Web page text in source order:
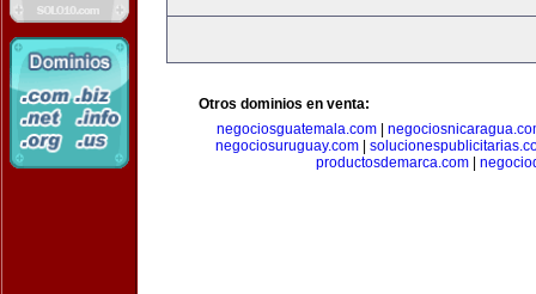
Otros dominios en venta:
negociosguatemala.com
negociosuruguay.com
productosdemarca.com